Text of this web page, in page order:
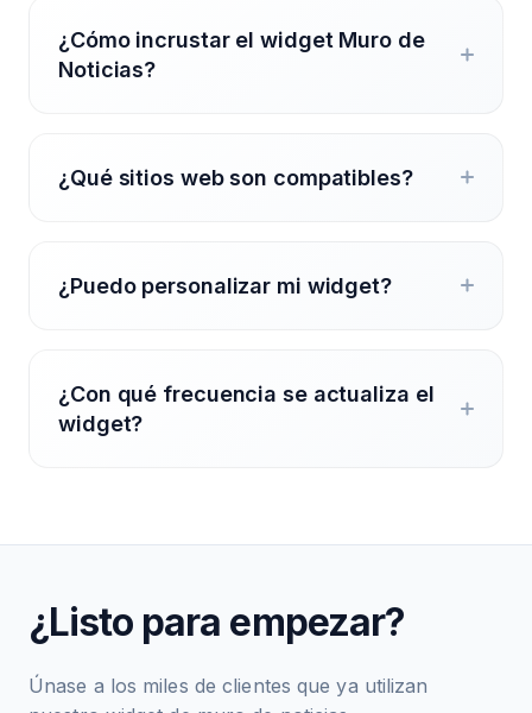
¿Cómo incrustar el widget Muro de
Noticias?
¿Qué sitios web son compatibles?
¿Puedo personalizar mi widget?
¿Con qué frecuencia se actualiza el
widget?
¿Listo para empezar?
Únase a los miles de clientes que ya utilizan